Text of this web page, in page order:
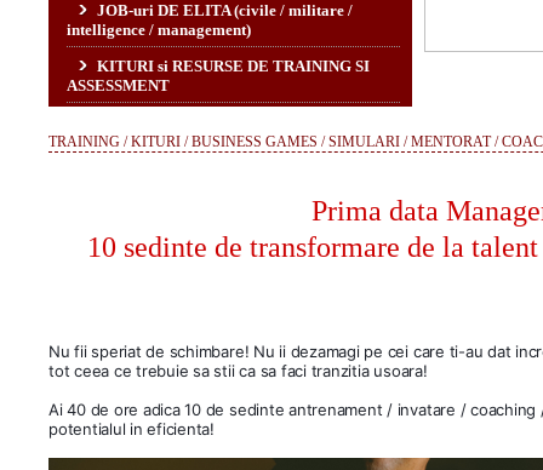
JOB-uri DE ELITA (civile / militare /
intelligence / management)
KITURI si RESURSE DE TRAINING SI
ASSESSMENT
TRAINING / KITURI / BUSINESS GAMES / SIMULARI / MENTORAT /
Prima data
10 sedinte de transformare de la
Nu fii speriat de schimbare! Nu ii dezamagi pe cei care ti-au dat
tot ceea ce trebuie sa stii ca sa faci tranzitia usoara!
Ai 40 de ore adica 10 de sedinte antrenament / invatare /
potentialul in eficienta!